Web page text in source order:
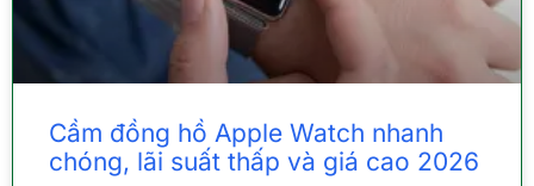
Cầm đồng hồ Apple Watch nhanh
chóng, lãi suất thấp và giá cao 2026